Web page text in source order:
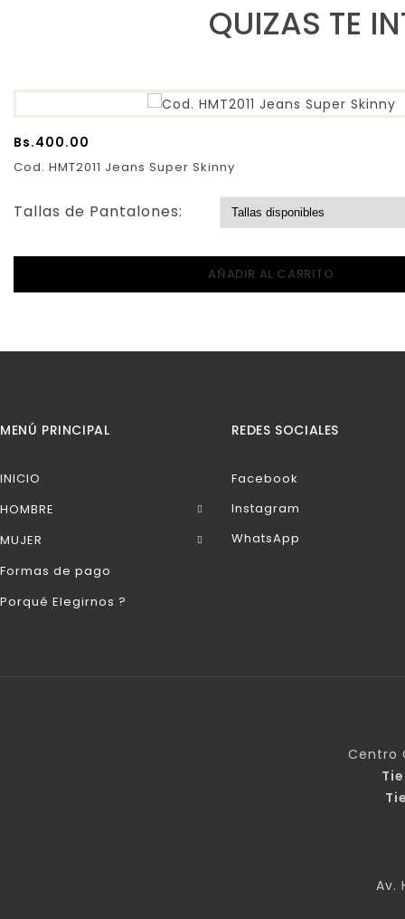
QUIZAS TE
Bs.400.00
Cod. HMT2011 Jeans Super Skinny
Tallas de Pantalones:
AÑADIR AL CARRITO
MENÚ PRINCIPAL
INICIO
HOMBRE
MUJER
Formas de pago
Porqué Elegirnos ?
REDES SOCIALES
Facebook
Instagram
WhatsApp
Centro
Av.